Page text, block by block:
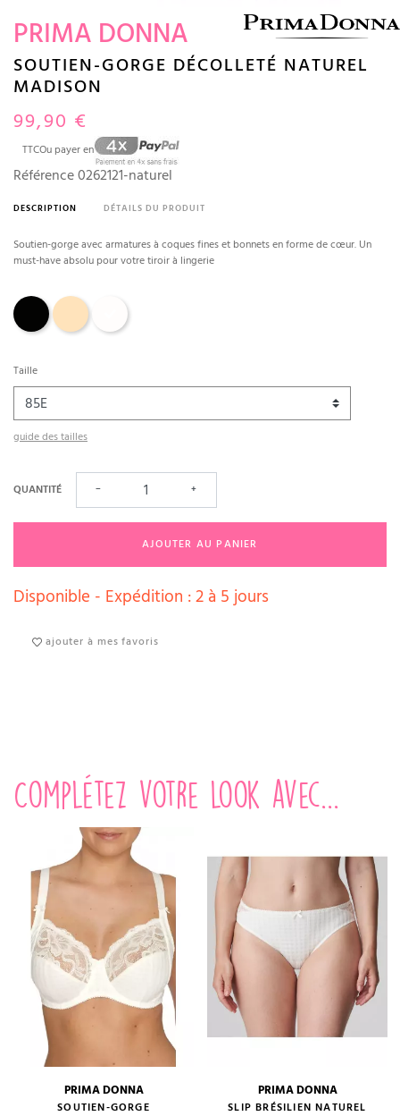
PRIMA DONNA
SOUTIEN-GORGE DÉCOLLETÉ NATUREL
MADISON
99,90 €
TTCOu payer en
Référence0262121-naturel
DESCRIPTION DÉTAILS DU PRODUIT
Soutien-gorge avec armatures à coques fines et bonnets en forme de cœur. Un
must-have absolu pour votre tiroir à lingerie
Noir Café au lait
Taille
guide des tailles
QUANTITÉ − +
AJOUTER AU PANIER
Disponible - Expédition : 2 à 5 jours
ajouter à mes favoris
Complétez votre look avec...
PRIMA DONNA
SOUTIEN-GORGE
PRIMA DONNA
SLIP BRÉSILIEN NATUREL